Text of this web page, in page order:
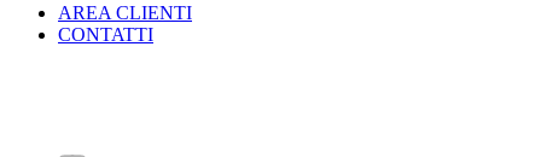
AREA CLIENTI
CONTATTI